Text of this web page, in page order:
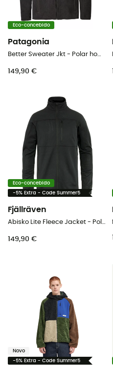
Eco-concebido
Patagonia
149,90 €
Eco-concebido
-5% Extra - Code Summer5
Fjällräven
149,90 €
Novo
-5% Extra - Code Summer5